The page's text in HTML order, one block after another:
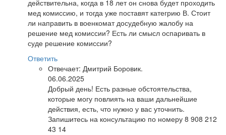
действительна, когда в 18 лет он снова будет проходить
мед комиссию, и тогда уже поставят категрию В. Стоит
ли направить в военкомат досудебную жалобу на
решение мед комиссии? Есть ли смысл оспаривать в
суде решение комиссии?
Ответить
Отвечает: Дмитрий Боровик.
06.06.2025
Добрый день! Есть разные обстоятельства,
которые могу повлиять на ваши дальнейшие
действия, есть, что нужно у вас уточнить.
Запишитесь на консультацию по номеру 8 908 212
43 14